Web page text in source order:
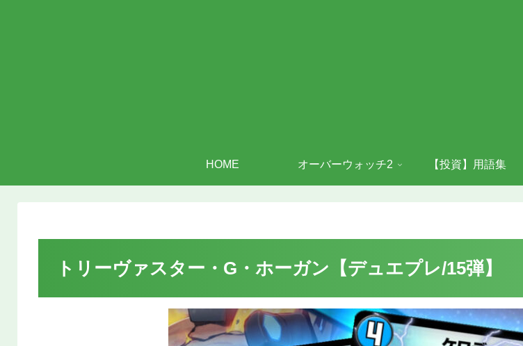
HOME オーバーウォッチ2 【投資】用語集
トリーヴァスター・G・ホーガン【デュエプレ/15弾】